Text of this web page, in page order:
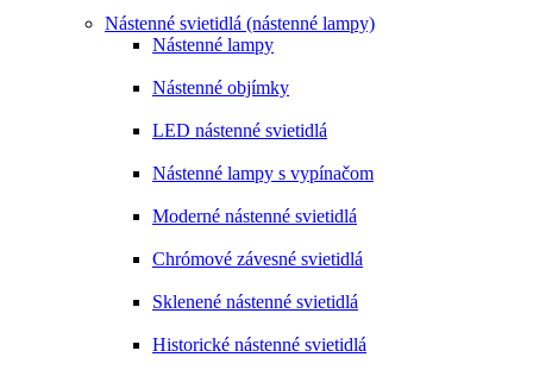
Nástenné svietidlá (nástenné lampy)
Nástenné lampy
Nástenné objímky
LED nástenné svietidlá
Nástenné lampy s vypínačom
Moderné nástenné svietidlá
Chrómové závesné svietidlá
Sklenené nástenné svietidlá
Historické nástenné svietidlá